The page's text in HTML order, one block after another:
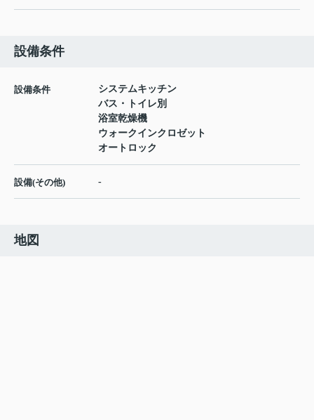
設備条件
設備条件
システムキッチン
バス・トイレ別
浴室乾燥機
ウォークインクロゼット
オートロック
設備(その他) -
地図